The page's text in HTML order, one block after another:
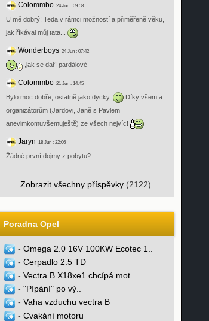
Colommbo24 Jun : 09:58
U mě dobrý! Teda v rámci možností a přiměřeně věku,
jak říkával můj tata...
Wonderboys24 Jun : 07:42
,jak se daří pardálové
Colommbo21 Jun : 14:45
Bylo moc dobře, ostatně jako dycky.
Díky všem a
organizátorům (Jardovi, Janě s Pavlem
anevimkomuvšemuještě) ze všech nejvíc!
Jaryn 18 Jun : 22:06
Žádné první dojmy z pobytu?
Zobrazit všechny příspěvky(2122)
Poradna Opel
- Omega 2.0 16V 100KW Ecotec 1..
- Cerpadlo 2.5 TD
- Vectra B X18xe1 chcípá mot..
- "Pípání" po vý..
- Vaha vzduchu vectra B
- Cvakání motoru